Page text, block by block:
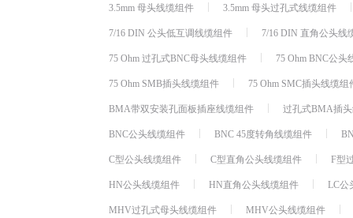
3.5mm 母头线缆组件
3.5mm 母头过孔式线缆组件
7/16 DIN 公头低互调线缆组件
7/16 DIN 直角公头线
75 Ohm 过孔式BNC母头线缆组件
75 Ohm BNC公头
75 Ohm SMB插头线缆组件
75 Ohm SMC插头线缆组
BMA带双安装孔面板插座线缆组件
过孔式BMA插
BNC公头线缆组件
BNC 45度转角线缆组件
C型公头线缆组件
C型直角公头线缆组件
F型
HN公头线缆组件
HN直角公头线缆组件
LC公
MHV过孔式母头线缆组件
MHV公头线缆组件